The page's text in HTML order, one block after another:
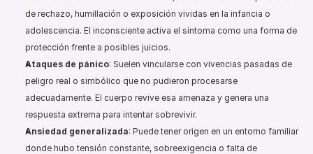
de rechazo, humillación o exposición vividas en la infancia o
adolescencia. El inconsciente activa el síntoma como una forma de
protección frente a posibles juicios.
Ataques de pánico: Suelen vincularse con vivencias pasadas de
peligro real o simbólico que no pudieron procesarse
adecuadamente. El cuerpo revive esa amenaza y genera una
respuesta extrema para intentar sobrevivir.
Ansiedad generalizada: Puede tener origen en un entorno familiar
donde hubo tensión constante, sobreexigencia o falta de